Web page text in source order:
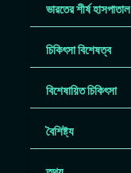
ভারতের শীর্ষ হাসপাতাল
চিকিৎসা বিশেষত্ব
বিশেষায়িত চিকিৎসা
বৈশিষ্ট্য